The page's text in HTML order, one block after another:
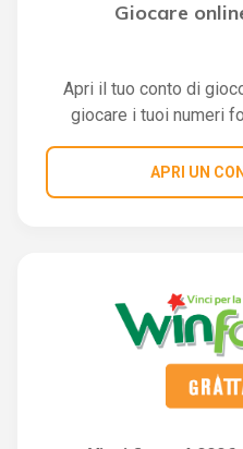
Giocare
Apri il tuo conto di
giocare i tuoi numeri
APRI UN